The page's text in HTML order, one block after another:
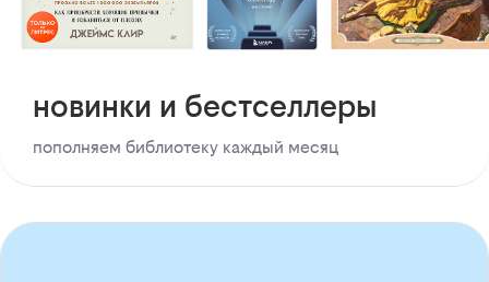
новинки и бестселлеры
пополняем библиотеку каждый месяц